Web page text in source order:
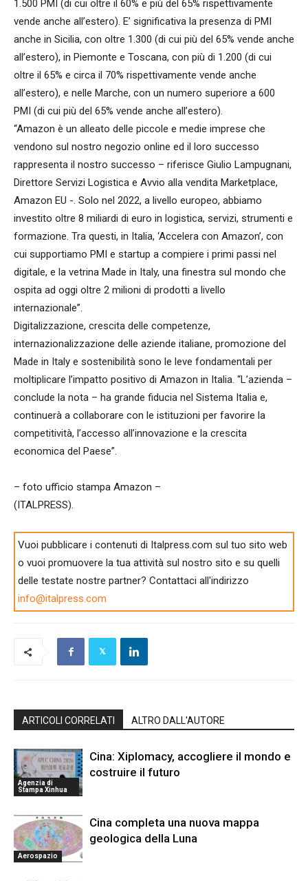
1.500 PMI (di cui oltre il 60% e più del 65% rispettivamente
vende anche all’estero). E’ significativa la presenza di PMI
anche in Sicilia, con oltre 1.300 (di cui più del 65% vende anche
all’estero), in Piemonte e Toscana, con più di 1.200 (di cui
oltre il 65% e circa il 70% rispettivamente vende anche
all’estero), e nelle Marche, con un numero superiore a 600
PMI (di cui più del 65% vende anche all’estero).
“Amazon è un alleato delle piccole e medie imprese che
vendono sul nostro negozio online ed il loro successo
rappresenta il nostro successo – riferisce Giulio Lampugnani,
Direttore Servizi Logistica e Avvio alla vendita Marketplace,
Amazon EU -. Solo nel 2022, a livello europeo, abbiamo
investito oltre 8 miliardi di euro in logistica, servizi, strumenti e
formazione. Tra questi, in Italia, ‘Accelera con Amazon’, con
cui supportiamo PMI e startup a compiere i primi passi nel
digitale, e la vetrina Made in Italy, una finestra sul mondo che
ospita ad oggi oltre 2 milioni di prodotti a livello
internazionale”.
Digitalizzazione, crescita delle competenze,
internazionalizzazione delle aziende italiane, promozione del
Made in Italy e sostenibilità sono le leve fondamentali per
moltiplicare l’impatto positivo di Amazon in Italia. “L’azienda –
conclude la nota – ha grande fiducia nel Sistema Italia e,
continuerà a collaborare con le istituzioni per favorire la
competitività, l’accesso all’innovazione e la crescita
economica del Paese”.
– foto ufficio stampa Amazon –
(ITALPRESS).
Vuoi pubblicare i contenuti di Italpress.com sul tuo sito web
o vuoi promuovere la tua attività sul nostro sito e su quelli
delle testate nostre partner? Contattaci all'indirizzo
info@italpress.com
ARTICOLI CORRELATI ALTRO DALL'AUTORE
Agenzia di
Stampa Xinhua
Cina: Xiplomacy, accogliere il mondo e
costruire il futuro
Aerospazio
Cina completa una nuova mappa
geologica della Luna